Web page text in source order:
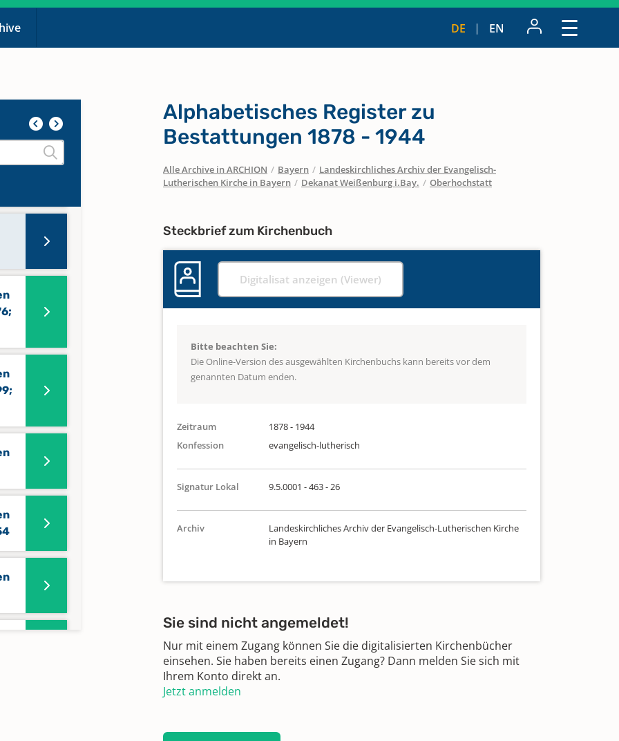
DE EN
Alphabetisches Register zu
Bestattungen 1878 - 1944
Alle Archive in ARCHION / Bayern / Landeskirchliches Archiv der Evangelisch-
Lutherischen Kirche in Bayern / Dekanat Weißenburg i.Bay. / Oberhochstatt
Steckbrief zum Kirchenbuch
Digitalisat anzeigen (Viewer)
Bitte beachten Sie:
Die Online-Version des ausgewählten Kirchenbuchs kann bereits vor dem
genannten Datum enden.
Zeitraum
1878 - 1944
Konfession
evangelisch-lutherisch
Signatur Lokal 9.5.0001 - 463 - 26
Archiv
Landeskirchliches Archiv der Evangelisch-Lutherischen Kirche
in Bayern
Sie sind nicht angemeldet!
Nur mit einem Zugang können Sie die digitalisierten Kirchenbücher
einsehen. Sie haben bereits einen Zugang? Dann melden Sie sich mit
Ihrem Konto direkt an.
Jetzt anmelden